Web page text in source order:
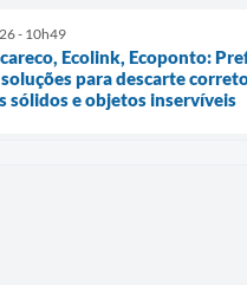
- 10h49
Ecolink, Ecoponto:
para descarte
sólidos e objetos inservíveis